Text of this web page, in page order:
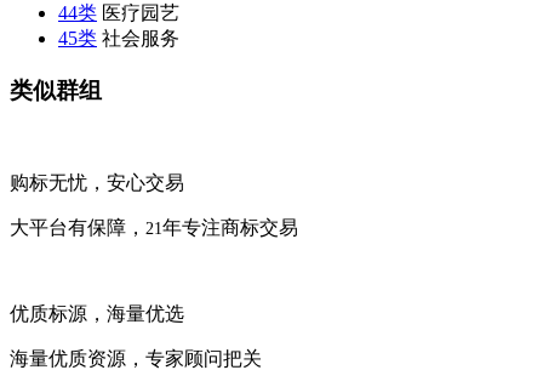
44类 医疗园艺
45类 社会服务
类似群组
购标无忧，安心交易
大平台有保障， 21年专注商标交易
优质标源，海量优选
海量优质资源，专家顾问把关